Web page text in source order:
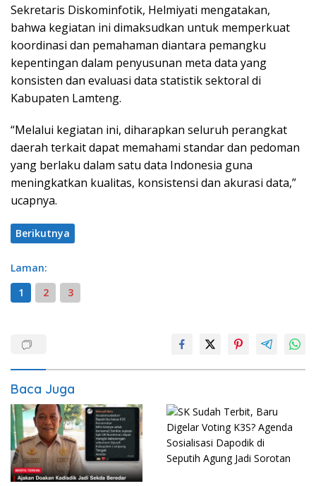
Sekretaris Diskominfotik, Helmiyati mengatakan,
bahwa kegiatan ini dimaksudkan untuk memperkuat
koordinasi dan pemahaman diantara pemangku
kepentingan dalam penyusunan meta data yang
konsisten dan evaluasi data statistik sektoral di
Kabupaten Lamteng.
“Melalui kegiatan ini, diharapkan seluruh perangkat
daerah terkait dapat memahami standar dan pedoman
yang berlaku dalam satu data Indonesia guna
meningkatkan kualitas, konsistensi dan akurasi data,”
ucapnya.
Berikutnya
Laman:
1
2 3
Baca Juga